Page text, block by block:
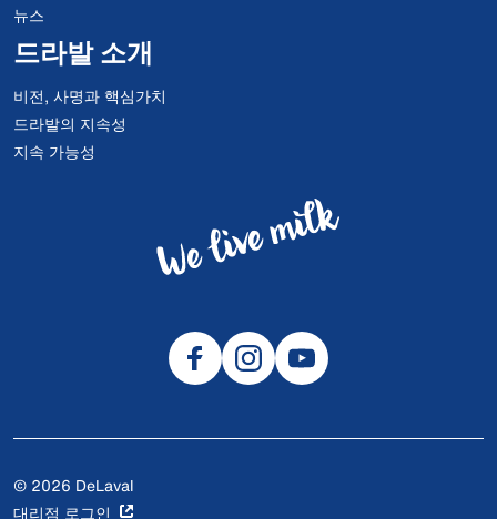
뉴스
드라발 소개
비전, 사명과 핵심가치
드라발의 지속성
지속 가능성
© 2026 DeLaval
대리점 로그인